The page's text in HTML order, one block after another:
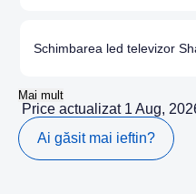
Schimbarea led televizor
Mai mult
Price actualizat 1 Aug,
Ai găsit mai ieftin?